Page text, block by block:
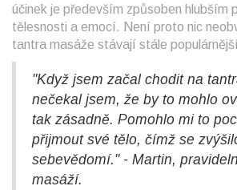
účinek je především způsoben hlubším
tělesnosti a emocí. Není proto nic
tantra masáže stávají stále
"Když jsem začal chodit na
nečekal jsem, že by to mohlo
tak zásadně. Pomohlo mi to
přijmout své tělo, čímž se
sebevědomí." - Martin,
masáží.